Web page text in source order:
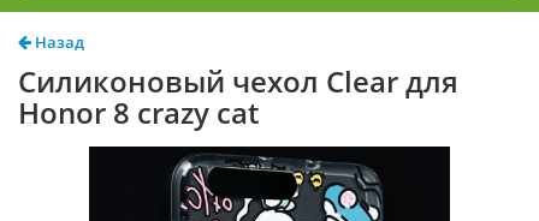
Назад
Силиконовый чехол Clear для
Honor 8 crazy cat